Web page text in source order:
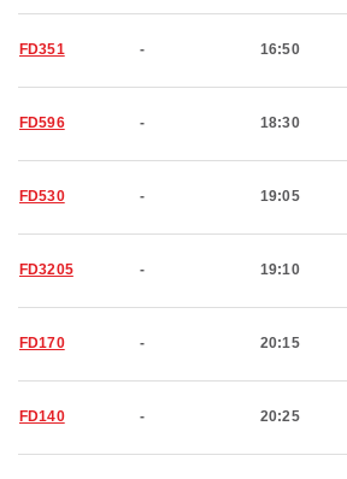
FD351 - 16:50
FD596 - 18:30
FD530 - 19:05
FD3205 - 19:10
FD170 - 20:15
FD140 - 20:25